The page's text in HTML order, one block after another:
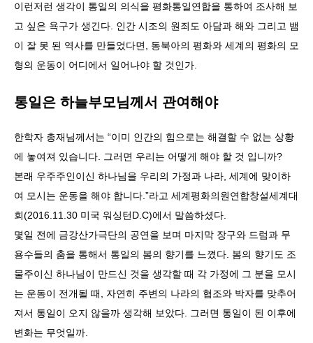
이런저런 생각이 통일의 의식을 평화통일연합을 통하여 조사해 보
고 싶은 욕구가 생긴다. 인간 시조의 원죄도 아담과 해와 그리고 뱀
이 잘 못 된 역사를 만들었다면, 동북아의 평화와 세계의 평화의 모
형의 운동이 어디에서 일어나야 할 것인가.
통일은 하늘부모님께서 관여해야
한학자 총재님께서는 “이미 인간의 힘으로는 해결할 수 없는 상황
에 놓여져 있습니다. 그러면 우리는 어떻게 해야 할 것 입니까?
본래 우주주인이신 하나님을 우리의 가정과 나라, 세계에 맞이하
여 모시는 운동을 해야 합니다.”라고 세계평화의원연합창설세계대
회(2016.11.30 미국 워싱턴D.C)에서 말씀하셨다.
몇일 전에 금강산가극단의 공연을 보며 마지막 장구와 드럼과 무
용수들의 춤을 통해서 통일의 봄의 향기를 느꼈다. 봄의 향기도 조
물주이신 하나님이 만드신 것을 생각할 때 각 가정에 그 분을 모시
는 운동이 전개될 때, 자연히 주변의 나라의 협조와 박자를 맞추어
져서 통일이 오지 않을까 생각해 보았다. 그러면 통일이 된 이후에
변화는 무엇일까.